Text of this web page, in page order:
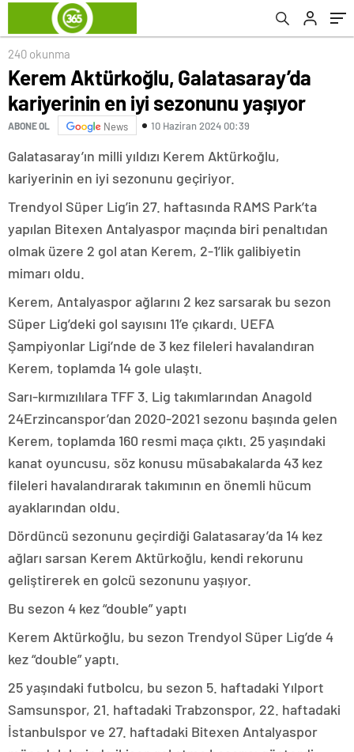
240 okunma
Kerem Aktürkoğlu, Galatasaray’da
kariyerinin en iyi sezonunu yaşıyor
ABONE OL News 10 Haziran 2024 00:39
Galatasaray’ın milli yıldızı Kerem Aktürkoğlu,
kariyerinin en iyi sezonunu geçiriyor.
Trendyol Süper Lig’in 27. haftasında RAMS Park’ta
yapılan Bitexen Antalyaspor maçında biri penaltıdan
olmak üzere 2 gol atan Kerem, 2-1’lik galibiyetin
mimarı oldu.
Kerem, Antalyaspor ağlarını 2 kez sarsarak bu sezon
Süper Lig’deki gol sayısını 11’e çıkardı. UEFA
Şampiyonlar Ligi’nde de 3 kez fileleri havalandıran
Kerem, toplamda 14 gole ulaştı.
Sarı-kırmızılılara TFF 3. Lig takımlarından Anagold
24Erzincanspor’dan 2020-2021 sezonu başında gelen
Kerem, toplamda 160 resmi maça çıktı. 25 yaşındaki
kanat oyuncusu, söz konusu müsabakalarda 43 kez
fileleri havalandırarak takımının en önemli hücum
ayaklarından oldu.
Dördüncü sezonunu geçirdiği Galatasaray’da 14 kez
ağları sarsan Kerem Aktürkoğlu, kendi rekorunu
geliştirerek en golcü sezonunu yaşıyor.
Bu sezon 4 kez “double” yaptı
Kerem Aktürkoğlu, bu sezon Trendyol Süper Lig’de 4
kez “double” yaptı.
25 yaşındaki futbolcu, bu sezon 5. haftadaki Yılport
Samsunspor, 21. haftadaki Trabzonspor, 22. haftadaki
İstanbulspor ve 27. haftadaki Bitexen Antalyaspor